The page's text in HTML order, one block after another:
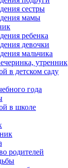
сестры
мамы
ребенка
девочки
мальчика
утренник
в детском саду
года
в школе
родителей